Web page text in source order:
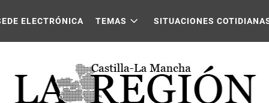
La Mancha
ELECTRÓNICA TEMAS SITUACIONES